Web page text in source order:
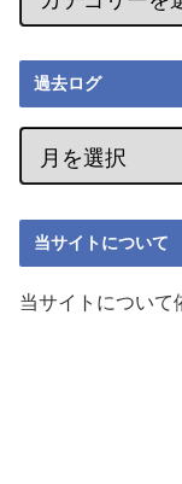
過去ログ
当サイトについて
当サイトについて